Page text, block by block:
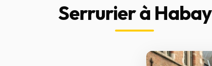
Serrurier à Habay